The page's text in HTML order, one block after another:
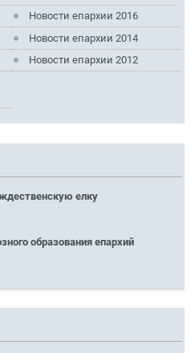
Новости епархии 2016
Новости епархии 2014
Новости епархии 2012
елку
образования епархий